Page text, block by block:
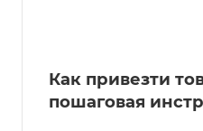
Как привезти
пошаговая